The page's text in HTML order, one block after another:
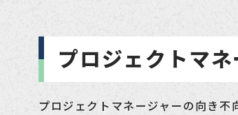
プロジェクトマ
プロジェクトマネージャーの向き